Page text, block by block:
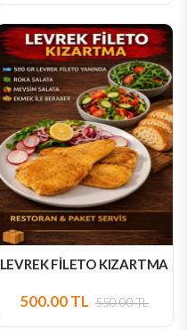
LEVREK FİLETO KIZARTMA
500.00 TL